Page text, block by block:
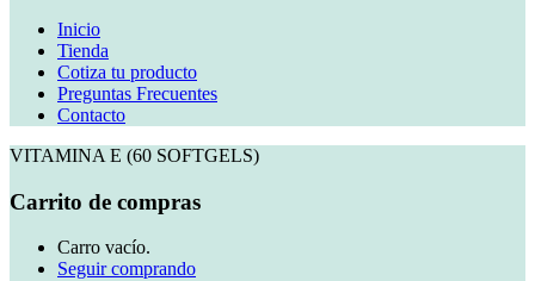
Inicio
Tienda
Cotiza tu producto
Preguntas Frecuentes
Contacto
VITAMINA E (60 SOFTGELS)
Carrito de compras
Carro vacío.
Seguir comprando